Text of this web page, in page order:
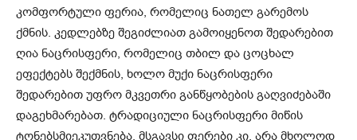
კომფორტული ფერია, რომელიც ნათელ გარემოს
ქმნის. კედლებზე შეგიძლიათ გამოიყენოთ შედარებით
ღია ნაცრისფერი, რომელიც თბილ და ცოცხალ
ეფექტებს შექმნის, ხოლო მუქი ნაცრისფერი
შედარებით უფრო მკვეთრი განწყობების გაღვიძებაში
დაგეხმარებათ. ტრადიციული ნაცრისფერი მიწის
ტონებსმიეკუთვნება, მსგავსი ფერები კი, არა მხოლოდ